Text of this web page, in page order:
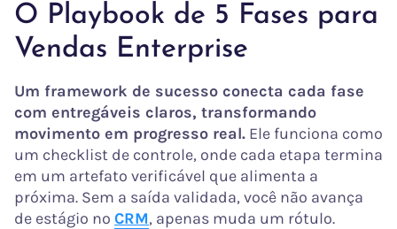
O Playbook de 5 Fases para
Vendas Enterprise
Um framework de sucesso conecta cada fase
com entregáveis claros, transformando
movimento em progresso real. Ele funciona como
um checklist de controle, onde cada etapa termina
em um artefato verificável que alimenta a
próxima. Sem a saída validada, você não avança
de estágio no CRM, apenas muda um rótulo.